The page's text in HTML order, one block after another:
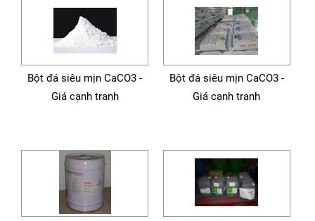
Bột đá siêu mịn CaCO3 -
Giá cạnh tranh
Bột đá siêu mịn CaCO3 -
Giá cạnh tranh